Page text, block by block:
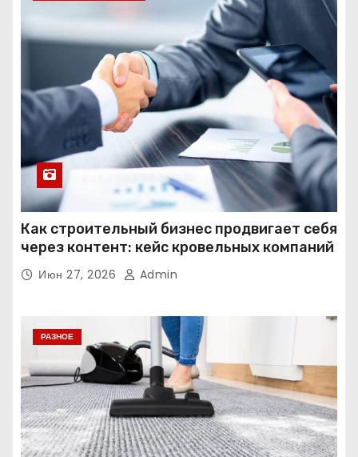
Как строительный бизнес продвигает себя
через контент: кейс кровельных компаний
Июн 27, 2026 Admin
РАЗНОЕ